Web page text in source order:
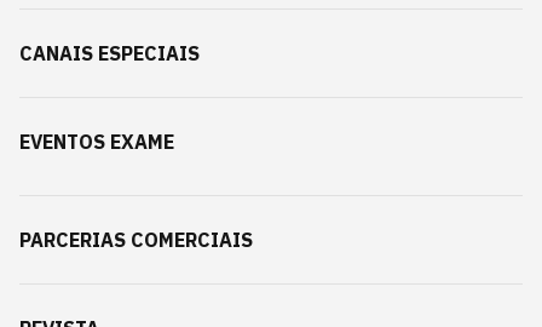
CANAIS ESPECIAIS
EVENTOS EXAME
PARCERIAS COMERCIAIS